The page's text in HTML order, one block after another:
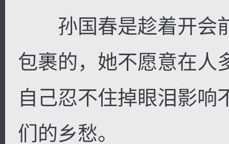
孙国春是趁着开会
包裹的，她不愿意在人
自己忍不住掉眼泪影响
们的乡愁。